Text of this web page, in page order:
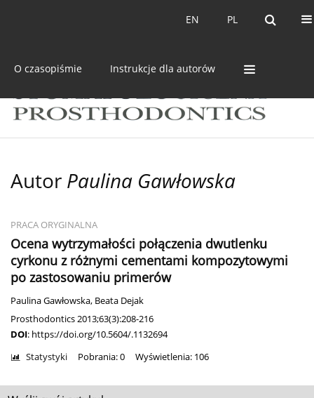
PL
EN PL
EN
O czasopiśmie Instrukcje dla autorów
Autor Paulina Gawłowska
PRACA ORYGINALNA
Ocena wytrzymałości połączenia dwutlenku
cyrkonu z różnymi cementami kompozytowymi
po zastosowaniu primerów
Paulina Gawłowska, Beata Dejak
Prosthodontics 2013;63(3):208-216
DOI: https://doi.org/10.5604/.1132694
Statystyki Pobrania: 0 Wyświetlenia: 106